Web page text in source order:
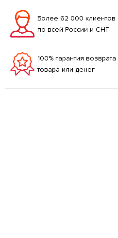
Более 62 000 клиентов
по всей России и СНГ
100% гарантия возврата
товара или денег